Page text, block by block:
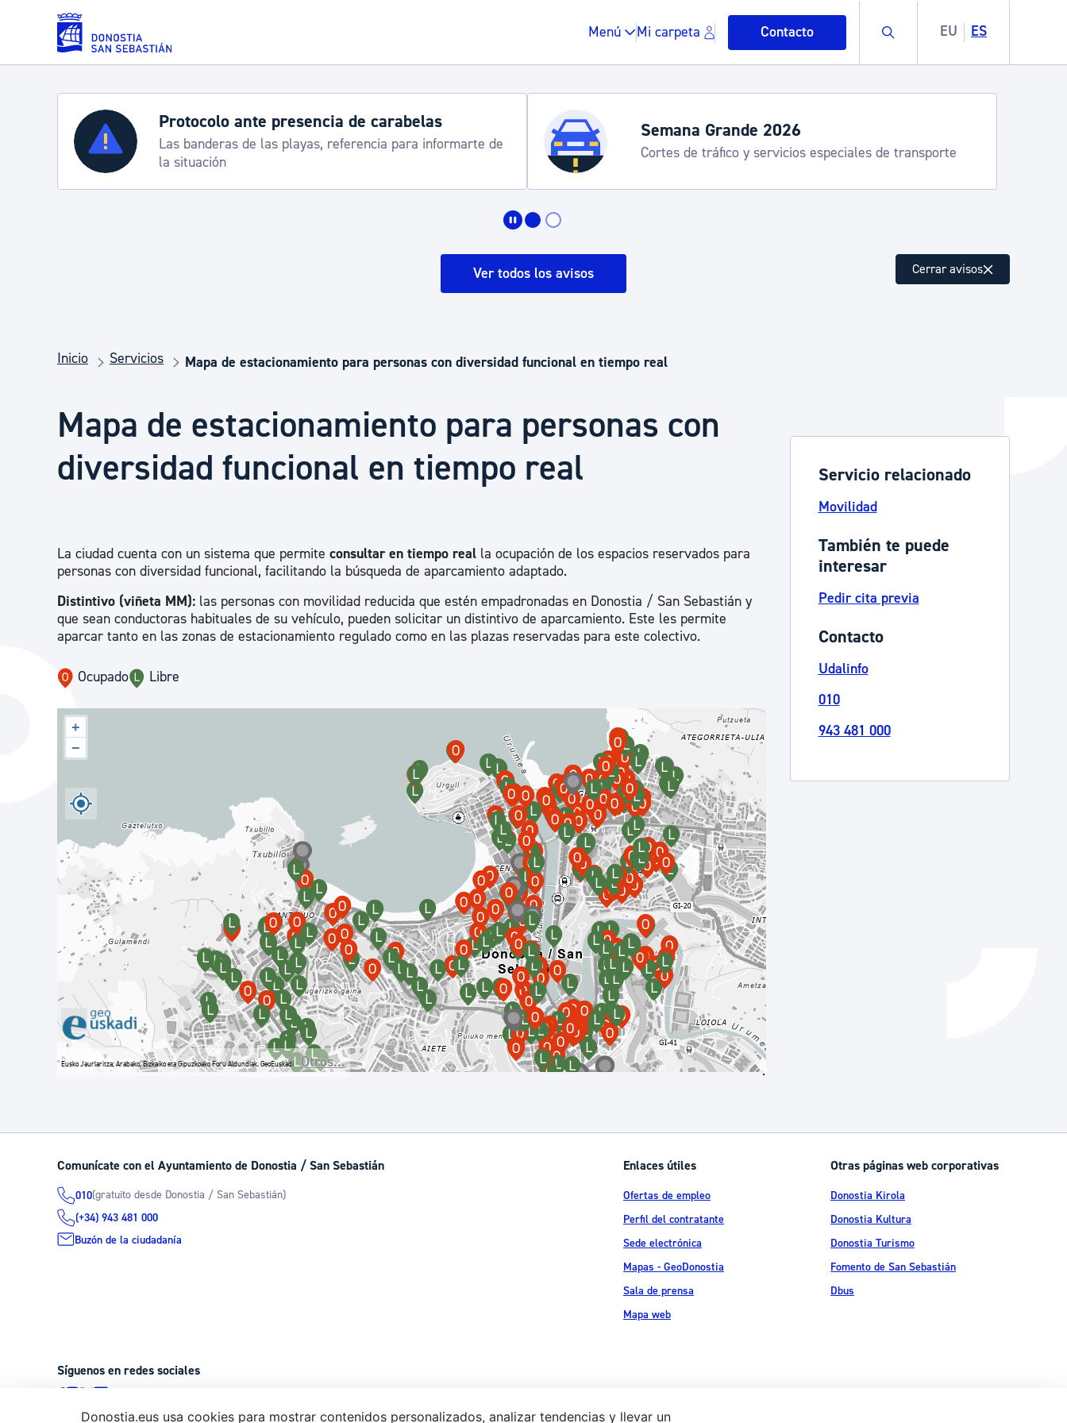
Saltar al contenido principal
Menú Mi carpeta Contacto Buscar EU ES
Servicios
Padrón y asuntos personales
Espacio público, residuos y medioambiente
Seguridad ciudadana y emergencias Euskera
Salud Pública, animales y consumo Desarrollo económico y empleo
Infancia y juventud
Deporte Turismo
La ciudad
La ciudad ahora
La ciudad futura
Agenda cultural
Administración municipal
Tablón de anuncios oficiales
Calendario fiscal
Portal de transparencia
Catálogo de trámites
Protocolo ante presencia de carabelas
Las banderas de las playas, referencia para informarte de
la situación
Semana Grande 2026
Cortes de tráfico y servicios especiales de transporte
Ver todos los avisos Cerrar avisos
Inicio Servicios Mapa de estacionamiento para personas con diversidad funcional en tiempo real
Mapa de estacionamiento para personas con
diversidad funcional en tiempo real
La ciudad cuenta con un sistema que permite consultar en tiempo real la ocupación de los espacios reservados para
personas con diversidad funcional, facilitando la búsqueda de aparcamiento adaptado.
Distintivo (viñeta MM): las personas con movilidad reducida que estén empadronadas en Donostia / San Sebastián y
que sean conductoras habituales de su vehículo, pueden solicitar un distintivo de aparcamiento. Este les permite
aparcar tanto en las zonas de estacionamiento regulado como en las plazas reservadas para este colectivo.
Ocupado Libre
+
−
Eusko Jaurlaritza; Arabako, Bizkaiko eta Gipuzkoako Foru Aldundiak. GeoEuskadi Otros...
Servicio relacionado
Movilidad
También te puede
interesar
Pedir cita previa
Contacto
Udalinfo
010
943 481 000
Comunícate con el Ayuntamiento de Donostia / San Sebastián
010(gratuito desde Donostia / San Sebastián)
(+34) 943 481 000
Buzón de la ciudadanía
Enlaces útiles
Ofertas de empleo
Perfil del contratante
Sede electrónica
Mapas - GeoDonostia
Sala de prensa
Mapa web
Otras páginas web corporativas
Donostia Kirola
Donostia Kultura
Donostia Turismo
Fomento de San Sebastián
Dbus
Síguenos en redes sociales
Donostia.eus usa cookies para mostrar contenidos personalizados, analizar tendencias y llevar un